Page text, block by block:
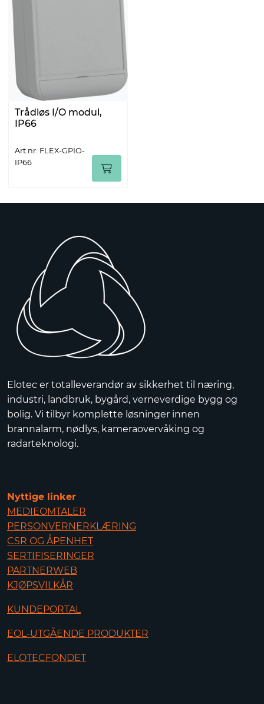
Trådløs I/O modul,
IP66
Art.nr: FLEX-GPIO-
IP66
Elotec er totalleverandør av sikkerhet til næring,
industri, landbruk, bygård, verneverdige bygg og
bolig. Vi tilbyr komplette løsninger innen
brannalarm, nødlys, kameraovervåking og
radarteknologi.
Nyttige linker
MEDIEOMTALER
PERSONVERNERKLÆRING
CSR OG ÅPENHET
SERTIFISERINGER
PARTNERWEB
KJØPSVILKÅR
KUNDEPORTAL
EOL-UTGÅENDE PRODUKTER
ELOTECFONDET